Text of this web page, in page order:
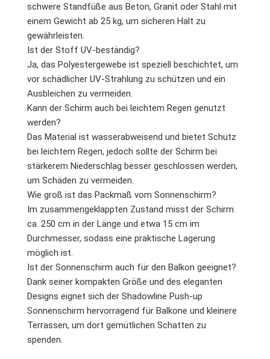
schwere Standfüße aus Beton, Granit oder Stahl mit
einem Gewicht ab 25 kg, um sicheren Halt zu
gewährleisten.
Ist der Stoff UV-beständig?
Ja, das Polyestergewebe ist speziell beschichtet, um
vor schädlicher UV-Strahlung zu schützen und ein
Ausbleichen zu vermeiden.
Kann der Schirm auch bei leichtem Regen genutzt
werden?
Das Material ist wasserabweisend und bietet Schutz
bei leichtem Regen, jedoch sollte der Schirm bei
stärkerem Niederschlag besser geschlossen werden,
um Schäden zu vermeiden.
Wie groß ist das Packmaß vom Sonnenschirm?
Im zusammengeklappten Zustand misst der Schirm
ca. 250 cm in der Länge und etwa 15 cm im
Durchmesser, sodass eine praktische Lagerung
möglich ist.
Ist der Sonnenschirm auch für den Balkon geeignet?
Dank seiner kompakten Größe und des eleganten
Designs eignet sich der Shadowline Push-up
Sonnenschirm hervorragend für Balkone und kleinere
Terrassen, um dort gemütlichen Schatten zu
spenden.